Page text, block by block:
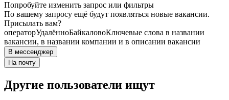
Попробуйте изменить запрос или фильтры
По вашему запросу ещё будут появляться новые вакансии.
Присылать вам?
операторУдалённоБайкаловоКлючевые слова в названии
вакансии, в названии компании и в описании вакансии
В мессенджер
На почту
Другие пользователи ищут